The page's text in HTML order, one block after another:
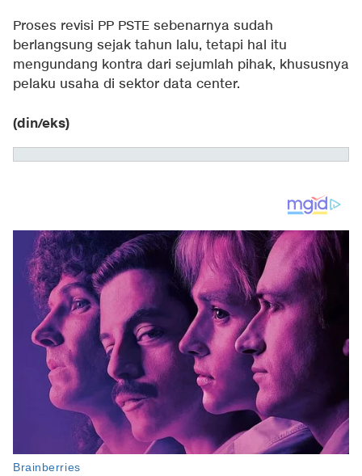
Proses revisi PP PSTE sebenarnya sudah
berlangsung sejak tahun lalu, tetapi hal itu
mengundang kontra dari sejumlah pihak, khususnya
pelaku usaha di sektor data center.
(din/eks)